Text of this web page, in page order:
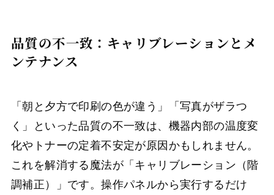
品質の不一致：キャリブレーションとメ
ンテナンス
「朝と夕方で印刷の色が違う」「写真がザラつ
く」といった品質の不一致は、機器内部の温度変
化やトナーの定着不安定が原因かもしれません。
これを解消する魔法が「キャリブレーション（階
調補正）」です。操作パネルから実行するだけ